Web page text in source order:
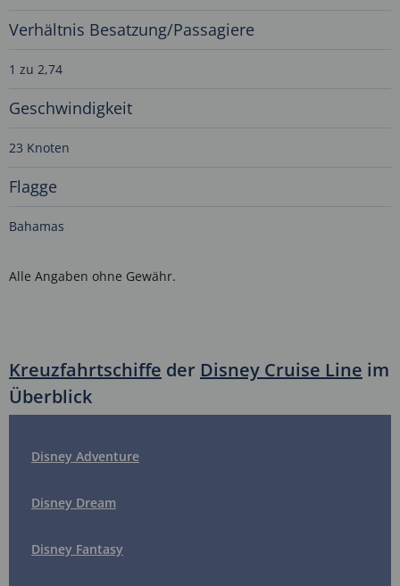
Verhältnis Besatzung/Passagiere
1 zu 2,74
Geschwindigkeit
23 Knoten
Flagge
Bahamas
Alle Angaben ohne Gewähr.
Kreuzfahrtschiffe der Disney Cruise Line im
Überblick
Disney Adventure
Disney Dream
Disney Fantasy